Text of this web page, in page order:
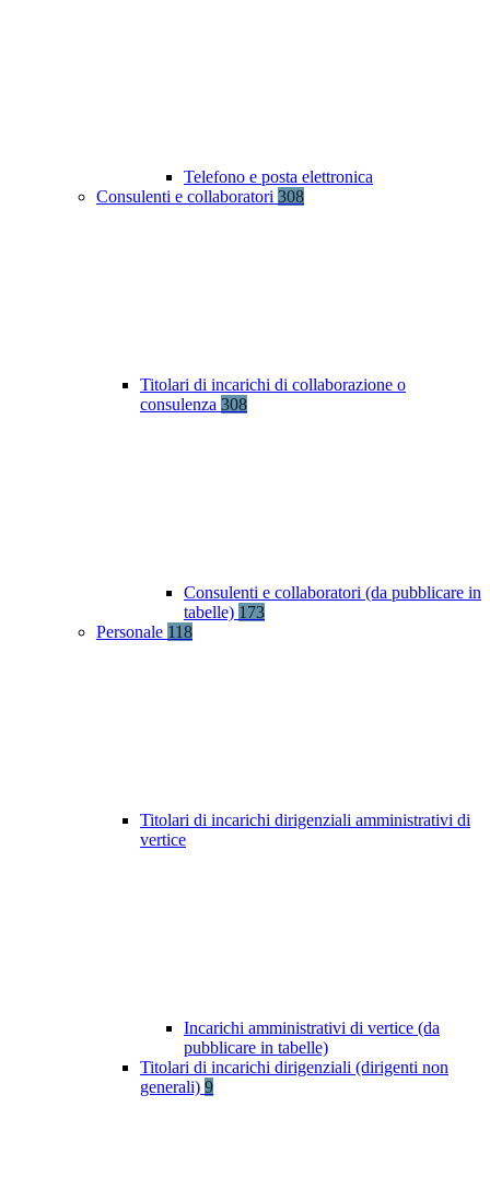
Telefono e posta elettronica
Consulenti e collaboratori 308
Titolari di incarichi di collaborazione o
consulenza 308
Consulenti e collaboratori (da pubblicare in
tabelle) 173
Personale 118
Titolari di incarichi dirigenziali amministrativi di
vertice
Incarichi amministrativi di vertice (da
pubblicare in tabelle)
Titolari di incarichi dirigenziali (dirigenti non
generali) 9